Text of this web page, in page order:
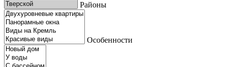
Районы
Особенности